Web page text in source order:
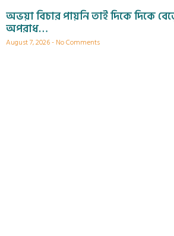
অভয়া বিচার পায়নি তাই দিকে দিকে
অপরাধ…
August 7, 2026 No Comments